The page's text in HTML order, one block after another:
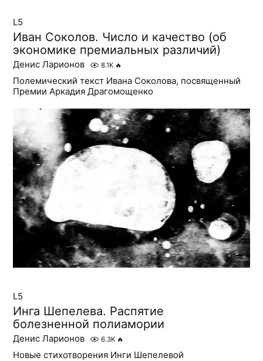
L5
Иван Соколов. Число и качество (об
экономике премиальных различий)
Денис Ларионов 8.1K 🔥
Полемический текст Ивана Соколова, посвященный
Премии Аркадия Драгомощенко
L5
Инга Шепелева. Распятие
болезненной полиамории
Денис Ларионов 6.3K 🔥
Новые стихотворения Инги Шепелевой